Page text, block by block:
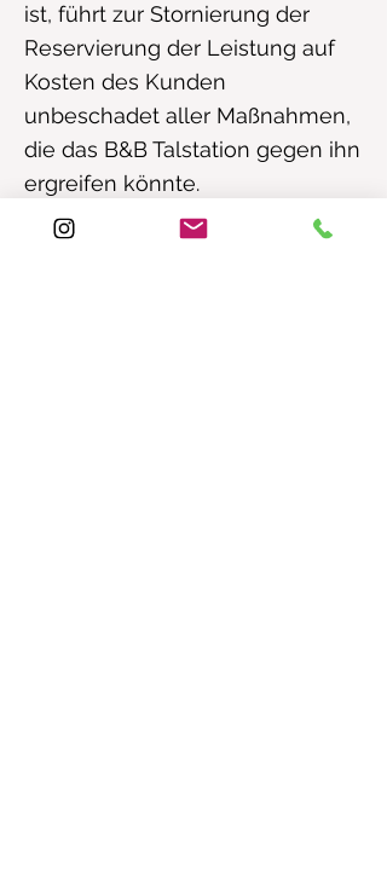
ist, führt zur Stornierung der
Reservierung der Leistung auf
Kosten des Kunden
unbeschadet aller Maßnahmen,
die das B&B Talstation gegen ihn
ergreifen könnte.
- Jedes Verhalten, das gegen die